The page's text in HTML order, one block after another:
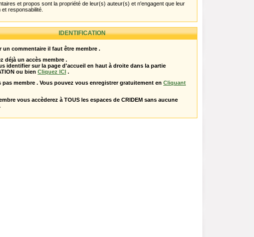
et propos sont la propriété de leur(s) auteur(s) et n'engagent que leur
responsabilité.
IDENTIFICATION
un commentaire il faut être membre .
déjà un accès membre .
identifier sur la page d'accueil en haut à droite dans la partie
ou bien Cliquez ICI .
pas membre . Vous pouvez vous enregistrer gratuitement en Cliquant
vous accèderez à TOUS les espaces de CRIDEM sans aucune